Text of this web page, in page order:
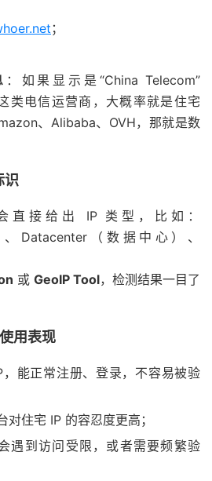
；
：如果显示是“China Telecom”
这类电信运营商，大概率就是住宅
、Alibaba、OVH，那就是数
识
直接给出 IP 类型，比如：
Datacenter（数据中心）、
或 GeoIP Tool，检测结果一目了
用表现
能正常注册、登录，不容易被验
对住宅 IP 的容忍度更高；
遇到访问受限，或者需要频繁验